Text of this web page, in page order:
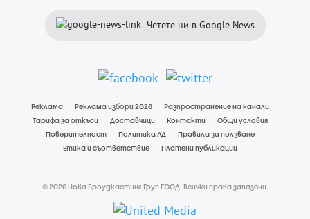
Четете ни в Google News
Реклама Реклама избори 2026
Разпространение на канали
Тарифа за откъси
Доставчици Контакти
Общи условия
Поверителност
Политика ЛД
Правила за ползване
Етика и съответствие
Платени публикации
© 2026 Нова Броудкастинг Груп ЕООД. Всички права запазени.